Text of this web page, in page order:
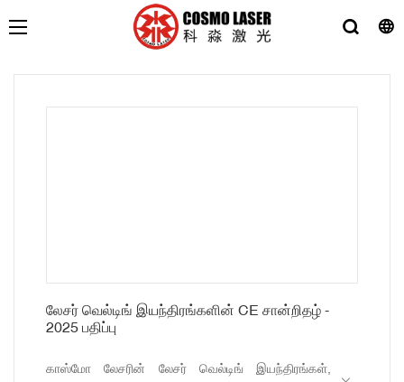
லேசர் வெல்டிங் இயந்திரங்களின் CE சான்றிதழ் -
2025 பதிப்பு
காஸ்மோ லேசரின் லேசர் வெல்டிங் இயந்திரங்கள்,